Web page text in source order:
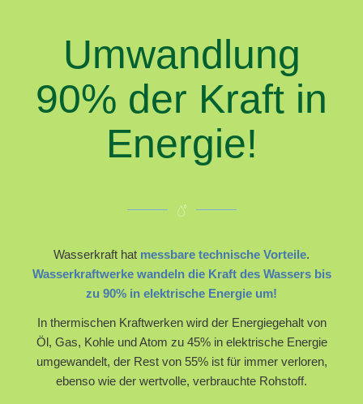
Umwandlung
90% der Kraft in
Energie!
Wasserkraft hat messbare technische Vorteile.
Wasserkraftwerke wandeln die Kraft des Wassers bis
zu 90% in elektrische Energie um!
In thermischen Kraftwerken wird der Energiegehalt von
Öl, Gas, Kohle und Atom zu 45% in elektrische Energie
umgewandelt, der Rest von 55% ist für immer verloren,
ebenso wie der wertvolle, verbrauchte Rohstoff.